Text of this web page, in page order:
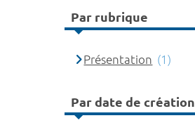
Par rubrique
Présentation (1)
Par date de création